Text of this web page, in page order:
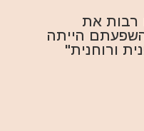
רבות את
השפעתם הייתה
ורוחנית"